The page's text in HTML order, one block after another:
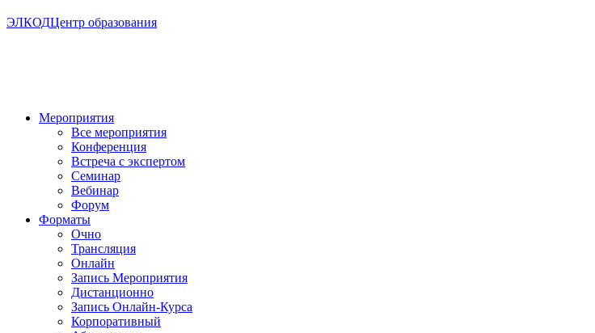
ЭЛКОДЦентр образования
Мероприятия
Все мероприятия
Конференция
Встреча с экспертом
Семинар
Вебинар
Форум
Форматы
Очно
Трансляция
Онлайн
Запись Мероприятия
Дистанционно
Запись Онлайн-Курса
Корпоративный